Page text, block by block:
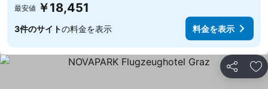
最安値 ￥18,451
3件のサイトの料金を表示 料金を表示
シェア お